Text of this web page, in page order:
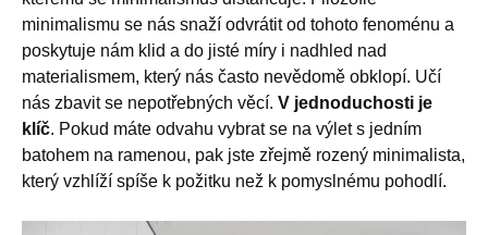
minimalismu se nás snaží odvrátit od tohoto fenoménu a
poskytuje nám klid a do jisté míry i nadhled nad
materialismem, který nás často nevědomě obklopí. Učí
nás zbavit se nepotřebných věcí. V jednoduchosti je
klíč. Pokud máte odvahu vybrat se na výlet s jedním
batohem na ramenou, pak jste zřejmě rozený minimalista,
který vzhlíží spíše k požitku než k pomyslnému pohodlí.